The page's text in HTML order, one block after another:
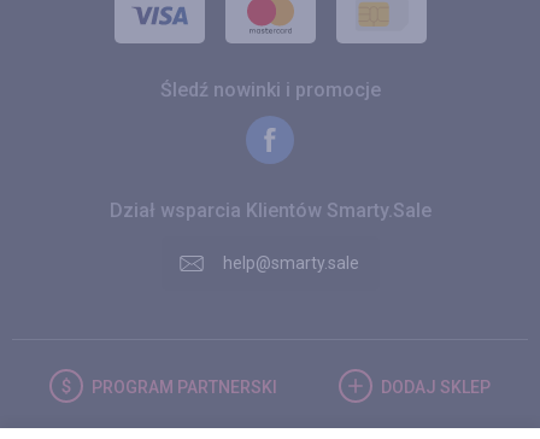
Śledź nowinki i promocje
Dział wsparcia Klientów Smarty.Sale
help@smarty.sale
PROGRAM PARTNERSKI DODAJ SKLEP